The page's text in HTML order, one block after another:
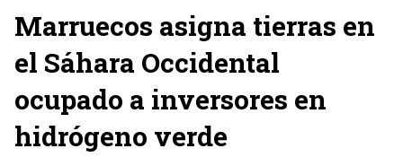
Marruecos asigna tierras en
el Sáhara Occidental
ocupado a inversores en
hidrógeno verde